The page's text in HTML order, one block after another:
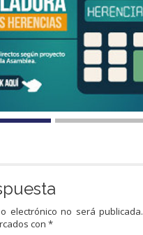
electrónico no será publicada.
con *